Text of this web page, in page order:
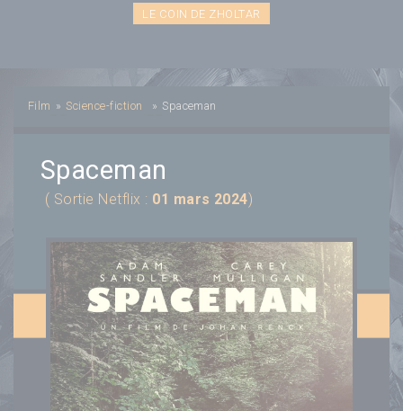
LE COIN DE ZHOLTAR
Film » Science-fiction » Spaceman
Spaceman
( Sortie Netflix : 01 mars 2024)